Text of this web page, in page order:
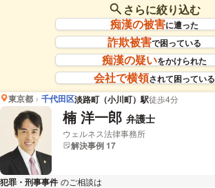
さらに絞り込む
痴漢の被害に遭った
詐欺被害で困っている
痴漢の疑いをかけられた
会社で横領されて困っている
東京都
千代田区淡路町（小川町）駅徒歩4分
楠 洋一郎 弁護士
ウェルネス法律事務所
解決事例 17
犯罪・刑事事件 のご相談は